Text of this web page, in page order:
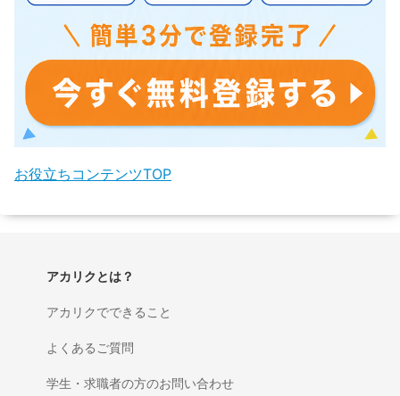
お役立ちコンテンツTOP
アカリクとは？
アカリクでできること
よくあるご質問
学生・求職者の方のお問い合わせ